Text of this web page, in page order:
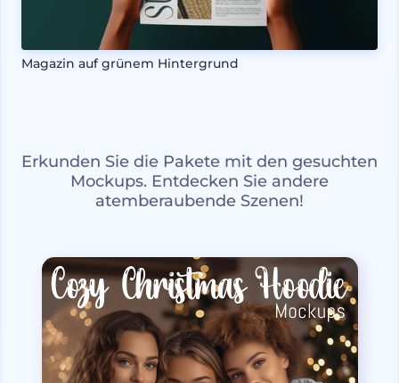
Magazin auf grünem Hintergrund
Erkunden Sie die Pakete mit den gesuchten
Mockups. Entdecken Sie andere
atemberaubende Szenen!